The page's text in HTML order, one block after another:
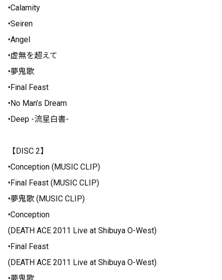
•Calamity
•Seiren
•Angel
•虚無を超えて
•夢鬼歌
•Final Feast
•No Man’s Dream
•Deep -流星白書-
【DISC 2】
•Conception (MUSIC CLIP)
•Final Feast (MUSIC CLIP)
•夢鬼歌 (MUSIC CLIP)
•Conception
(DEATH ACE 2011 Live at Shibuya O-West)
•Final Feast
(DEATH ACE 2011 Live at Shibuya O-West)